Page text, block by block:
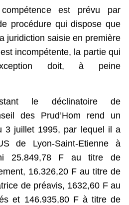
est prévu par
procédure qui dispose que
juridiction saisie en première
incompétente, la partie qui
doit, à peine
le déclinatoire de
des Prud’Hom rend un
3 juillet 1995, par lequel il a
de Lyon-Saint-Etienne à
25.849,78 F au titre de
16.326,20 F au titre de
de préavis, 1632,60 F au
et 146.935,80 F à titre de